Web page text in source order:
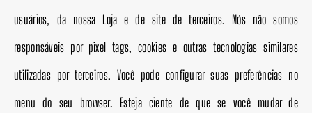
usuários, da nossa Loja e de site de terceiros. Nós não somos
responsáveis por pixel tags, cookies e outras tecnologias similares
utilizadas por terceiros. Você pode configurar suas preferências no
menu do seu browser. Esteja ciente de que se você mudar de